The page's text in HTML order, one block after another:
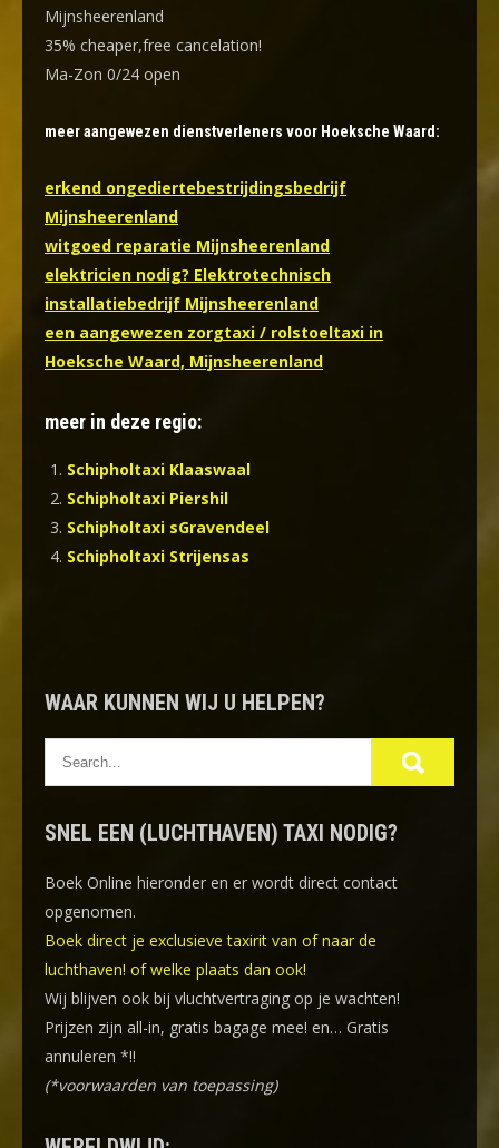
Mijnsheerenland
35% cheaper,free cancelation!
Ma-Zon 0/24 open
meer aangewezen dienstverleners voor Hoeksche Waard:
erkend ongediertebestrijdingsbedrijf
Mijnsheerenland
witgoed reparatie Mijnsheerenland
elektricien nodig? Elektrotechnisch
installatiebedrijf Mijnsheerenland
een aangewezen zorgtaxi / rolstoeltaxi in
Hoeksche Waard, Mijnsheerenland
meer in deze regio:
Schipholtaxi Klaaswaal
Schipholtaxi Piershil
Schipholtaxi sGravendeel
Schipholtaxi Strijensas
WAAR KUNNEN WIJ U HELPEN?
SNEL EEN (LUCHTHAVEN) TAXI NODIG?
Boek Online hieronder en er wordt direct contact
opgenomen.
Boek direct je exclusieve taxirit van of naar de
luchthaven! of welke plaats dan ook!
Wij blijven ook bij vluchtvertraging op je wachten!
Prijzen zijn all-in, gratis bagage mee! en… Gratis
annuleren *!!
(*voorwaarden van toepassing)